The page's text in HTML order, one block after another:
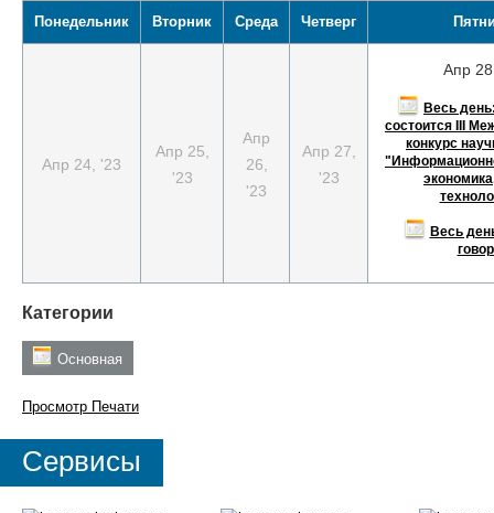
Понедельник Вторник Среда Четверг
Апр 24, '23
Апр 25,
'23
Апр
26,
'23
Апр 27,
'23
Апр
Весь
состоится III
конкурс
Весь
Категории
Основная
Просмотр Печати
Сервисы